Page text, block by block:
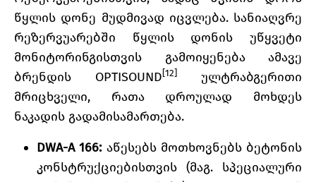
წყლის დონე მუდმივად იცვლება. სანიაღვრე
რეზერვუარებში წყლის დონის უწყვეტი
მონიტორინგისთვის გამოიყენება ამავე
ბრენდის OPTISOUND[12]
ულტრაბგერითი
მრიცხველი, რათა დროულად მოხდეს
ნაკადის გადამისამართება.
DWA-A 166:აწესებს მოთხოვნებს ბეტონის
კონსტრუქციებისთვის (მაგ. სპეციალური